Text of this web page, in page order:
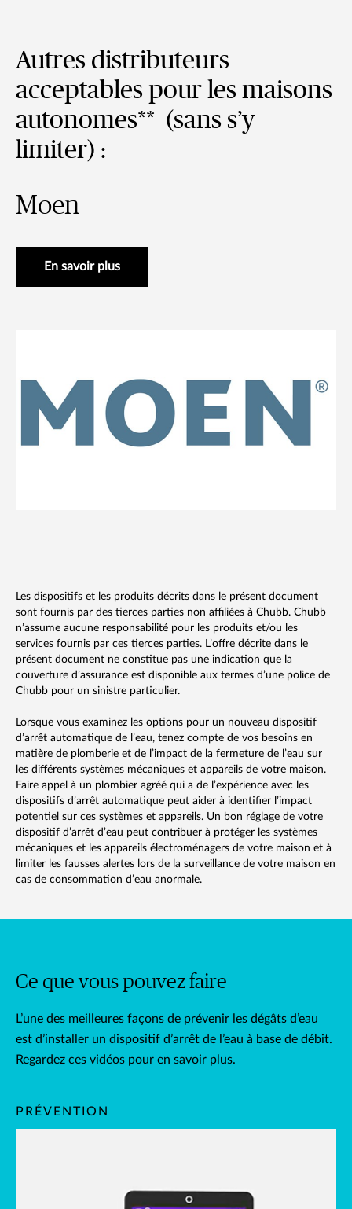
Autres distributeurs
acceptables pour les maisons
autonomes** (sans s’y
limiter) :
Moen
En savoir plus
Les dispositifs et les produits décrits dans le présent document
sont fournis par des tierces parties non affiliées à Chubb. Chubb
n’assume aucune responsabilité pour les produits et/ou les
services fournis par ces tierces parties. L’offre décrite dans le
présent document ne constitue pas une indication que la
couverture d’assurance est disponible aux termes d’une police de
Chubb pour un sinistre particulier.
Lorsque vous examinez les options pour un nouveau dispositif
d’arrêt automatique de l’eau, tenez compte de vos besoins en
matière de plomberie et de l’impact de la fermeture de l’eau sur
les différents systèmes mécaniques et appareils de votre maison.
Faire appel à un plombier agréé qui a de l’expérience avec les
dispositifs d’arrêt automatique peut aider à identifier l’impact
potentiel sur ces systèmes et appareils. Un bon réglage de votre
dispositif d’arrêt d’eau peut contribuer à protéger les systèmes
mécaniques et les appareils électroménagers de votre maison et à
limiter les fausses alertes lors de la surveillance de votre maison en
cas de consommation d’eau anormale.
Ce que vous pouvez faire
L’une des meilleures façons de prévenir les dégâts d’eau
est d’installer un dispositif d’arrêt de l’eau à base de débit.
Regardez ces vidéos pour en savoir plus.
PRÉVENTION